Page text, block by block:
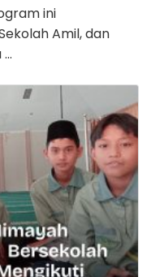
ini
Amil, dan
…